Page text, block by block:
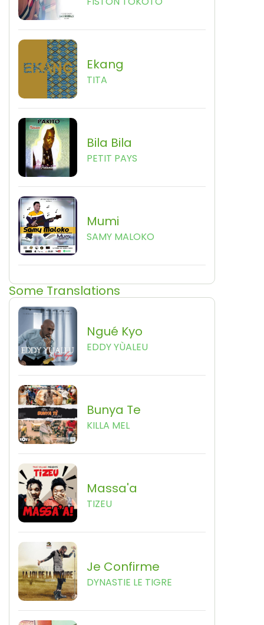
Ekang
TITA
Bila Bila
PETIT PAYS
Mumi
SAMY MALOKO
Some Translations
Ngué Kyo
EDDY YÙALEU
Bunya Te
KILLA MEL
Massa'a
TIZEU
Je Confirme
DYNASTIE LE TIGRE